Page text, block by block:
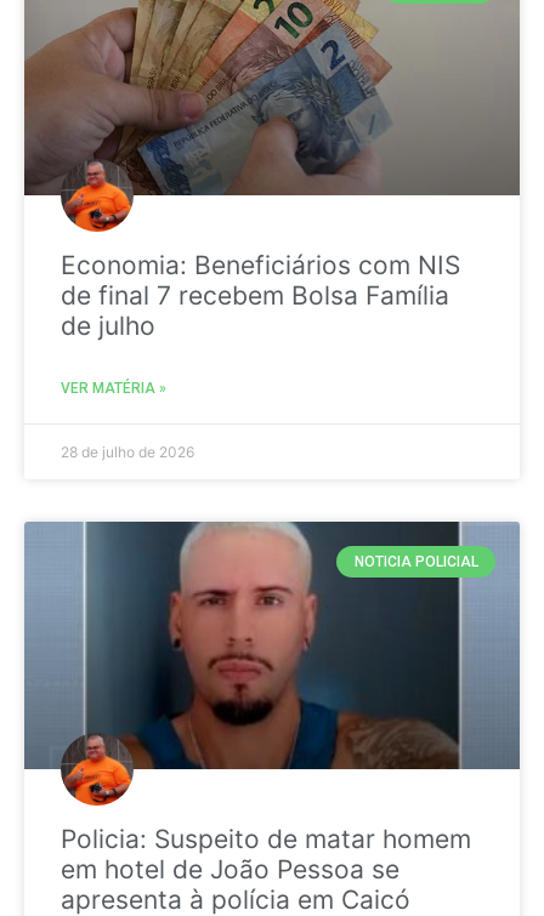
Economia: Beneficiários com NIS
de final 7 recebem Bolsa Família
de julho
VER MATÉRIA »
28 de julho de 2026
NOTICIA POLICIAL
Policia: Suspeito de matar homem
em hotel de João Pessoa se
apresenta à polícia em Caicó